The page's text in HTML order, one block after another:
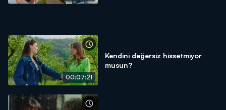
00:07:21
Kendini değersiz hissetmiyor
musun?